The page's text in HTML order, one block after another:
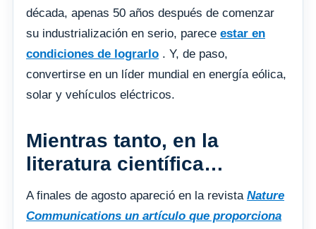
década, apenas 50 años después de comenzar
su industrialización en serio, parece estar en
condiciones de lograrlo . Y, de paso,
convertirse en un líder mundial en energía eólica,
solar y vehículos eléctricos.
Mientras tanto, en la
literatura científica…
A finales de agosto apareció en la revista Nature
Communications un artículo que proporciona